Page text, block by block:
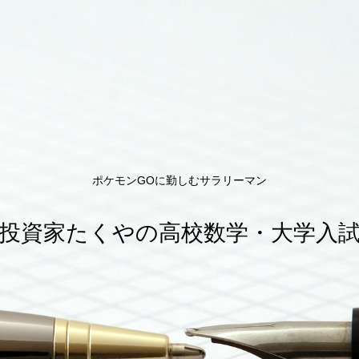
ポケモンGOに勤しむサラリーマン
資家たくやの高校数学・大学入